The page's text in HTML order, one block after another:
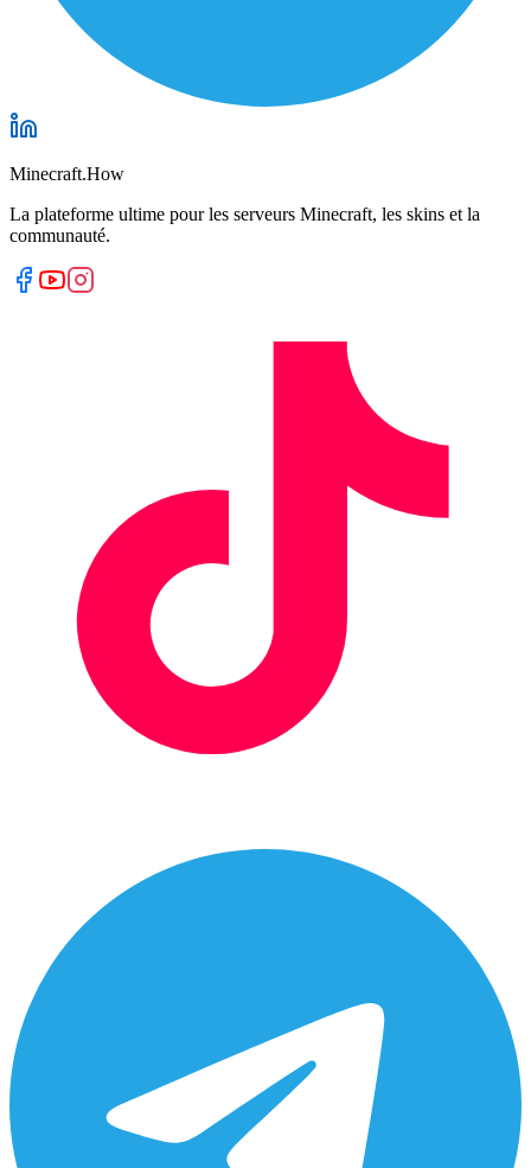
Minecraft.How
La plateforme ultime pour les serveurs Minecraft, les skins et la
communauté.